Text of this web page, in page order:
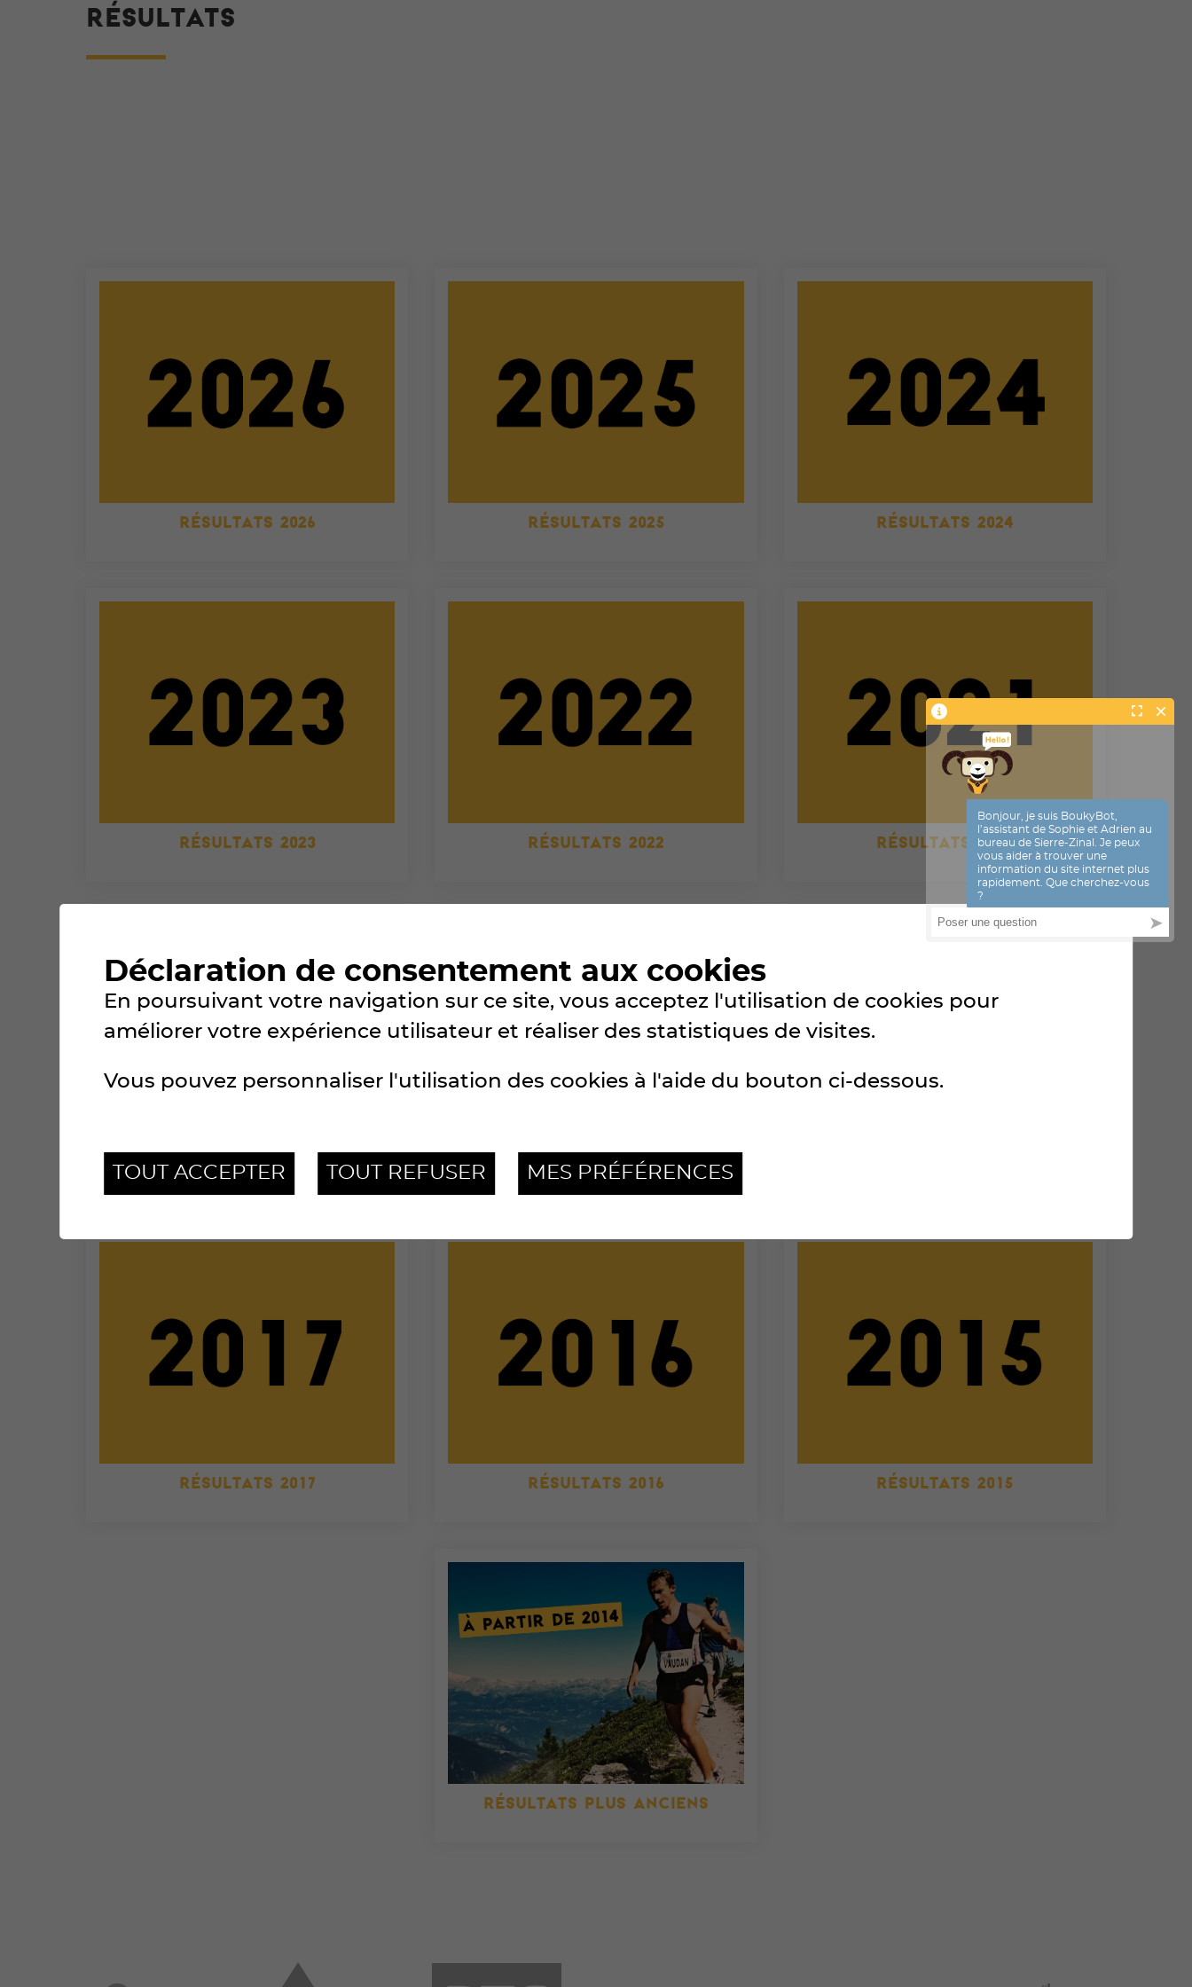
RÉSULTATS
RÉSULTATS 2026 RÉSULTATS 2025 RÉSULTATS 2024
RÉSULTATS 2023 RÉSULTATS 2022 RÉSULTATS 2021
RÉSULTATS 2020 RÉSULTATS 2019
RÉSULTATS 2017 RÉSULTATS 2016 RÉSULTATS 2015
RÉSULTATS PLUS ANCIENS
Déclaration de consentement aux cookies
En poursuivant votre navigation sur ce site, vous acceptez l'utilisation de cookies pour
améliorer votre expérience utilisateur et réaliser des statistiques de visites.
Vous pouvez personnaliser l'utilisation des cookies à l'aide du bouton ci-dessous.
TOUT ACCEPTER TOUT REFUSER MES PRÉFÉRENCES